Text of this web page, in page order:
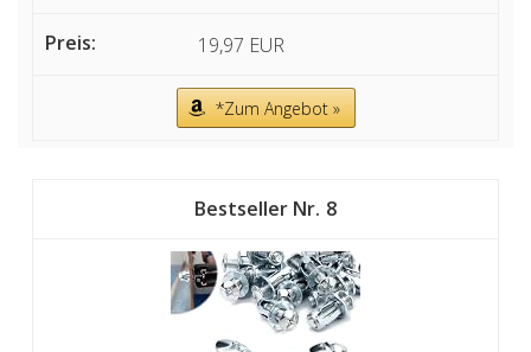
19,97 EUR
*Zum Angebot »
8